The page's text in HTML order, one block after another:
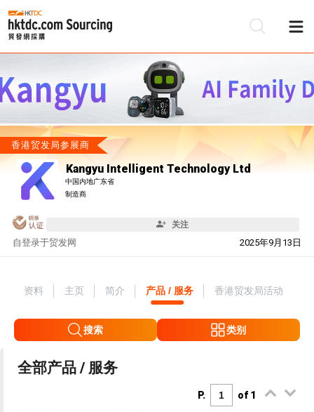
香港贸发局参展商
Kangyu Intelligent Technology Ltd
中国内地广东省
制造商
关注
自 2025年9月13日
登录于贸发网
资料 主页 简介 产品 / 服务 香港贸发局活动
搜索 类别
全部产品 / 服务
P. of 1